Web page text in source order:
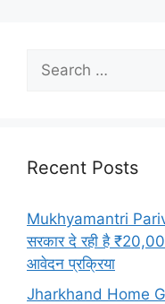
Recent Posts
Mukhyamantri
सरकार दे रही है
आवेदन प्रक्रिया
Jharkhand Home